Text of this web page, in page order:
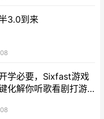
3.0到来
学必要，Sixfast游戏
化解你听歌看剧打游